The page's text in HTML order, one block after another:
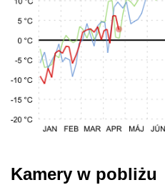
Kamery w pobliżu